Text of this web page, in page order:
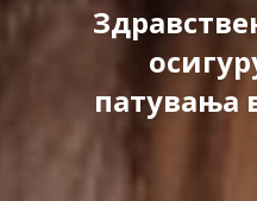
патувања